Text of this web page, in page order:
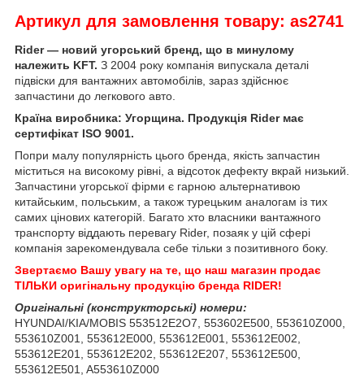
Артикул для замовлення товару: as2741
Rider — новий угорський бренд, що в минулому
належить KFT. З 2004 року компанія випускала деталі
підвіски для вантажних автомобілів, зараз здійснює
запчастини до легкового авто.
Країна виробника: Угорщина. Продукція Rider має
сертифікат ISO 9001.
Попри малу популярність цього бренда, якість запчастин
міститься на високому рівні, а відсоток дефекту вкрай низький.
Запчастини угорської фірми є гарною альтернативою
китайським, польським, а також турецьким аналогам із тих
самих цінових категорій. Багато хто власники вантажного
транспорту віддають перевагу Rider, позаяк у цій сфері
компанія зарекомендувала себе тільки з позитивного боку.
Звертаємо Вашу увагу на те, що наш магазин продає
ТІЛЬКИ оригінальну продукцію бренда RIDER!
Оригінальні (конструкторські) номери:
HYUNDAI/KIA/MOBIS 553512E2O7, 553602E500, 553610Z000,
553610Z001, 553612E000, 553612E001, 553612E002,
553612E201, 553612E202, 553612E207, 553612E500,
553612E501, A553610Z000